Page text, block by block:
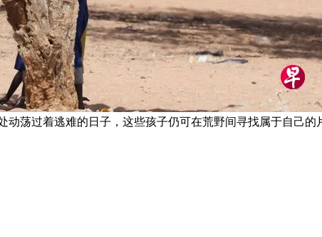
荡过着逃难的日子，这些孩子仍可在荒野间寻找属于自己的